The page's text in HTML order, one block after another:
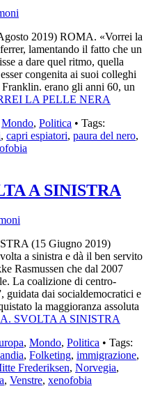
2019) ROMA. «Vorrei la
lamentando il fatto che un
a dare quel ritmo, quella
congenita ai suoi colleghi
erano gli anni 60, un
LA PELLE NERA
Mondo, Politica • Tags:
, capri espiatori, paura del nero,
A SINISTRA
(15 Giugno 2019)
a sinistra e dà il ben servito
Rasmussen che dal 2007
La coalizione di centro-
guidata dai socialdemocratici e
la maggioranza assoluta
SVOLTA A SINISTRA
, Mondo, Politica • Tags:
, Folketing, immigrazione,
Frederiksen, Norvegia,
, Venstre, xenofobia